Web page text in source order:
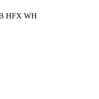
HFX WH